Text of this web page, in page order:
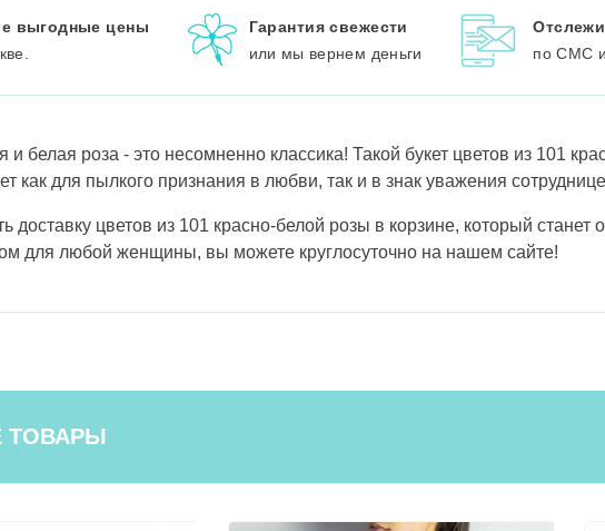
выгодные цены
Гарантия свежести
или мы вернем деньги
по СМС
и белая роза - это несомненно классика! Такой букет цветов из 101
как для пылкого признания в любви, так и в знак уважения
доставку цветов из 101 красно-белой розы в корзине, который
для любой женщины, вы можете круглосуточно на нашем сайте!
ТОВАРЫ